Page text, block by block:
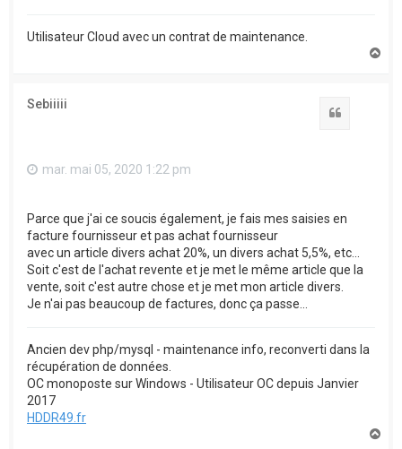
Utilisateur Cloud avec un contrat de maintenance.
Sebiiiii
mar. mai 05, 2020 1:22 pm
Parce que j'ai ce soucis également, je fais mes saisies en
facture fournisseur et pas achat fournisseur
avec un article divers achat 20%, un divers achat 5,5%, etc...
Soit c'est de l'achat revente et je met le même article que la
vente, soit c'est autre chose et je met mon article divers.
Je n'ai pas beaucoup de factures, donc ça passe...
Ancien dev php/mysql - maintenance info, reconverti dans la
récupération de données.
OC monoposte sur Windows - Utilisateur OC depuis Janvier
2017
HDDR49.fr